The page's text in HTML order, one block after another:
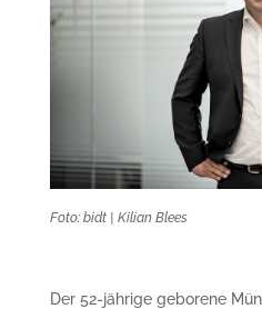
Foto: bidt | Kilian Blees
Der 52-jährige geborene